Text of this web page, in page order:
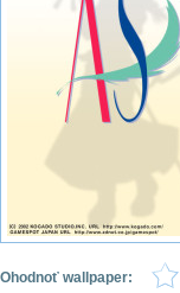
Ohodnoť wallpaper: